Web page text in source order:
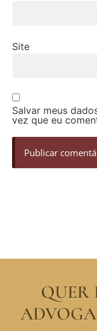
Site
Salvar meus
vez que eu
QUER